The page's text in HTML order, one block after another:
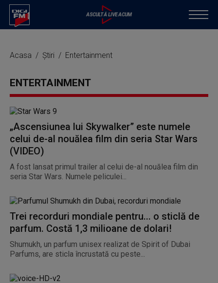
Acasa Știri Entertainment
ENTERTAINMENT
„Ascensiunea lui Skywalker” este numele
celui de-al nouălea film din seria Star Wars
(VIDEO)
A fost lansat primul trailer al celui de-al nouălea film din
seria Star Wars. Numele peliculei...
Trei recorduri mondiale pentru... o sticlă de
parfum. Costă 1,3 milioane de dolari!
Shumukh, un parfum unisex realizat de Spirit of Dubai
Parfums, are sticla încrustată cu peste...